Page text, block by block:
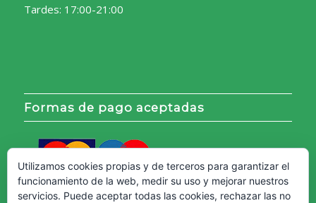
Tardes: 17:00-21:00
Formas de pago aceptadas
Utilizamos cookies propias y de terceros para garantizar el
funcionamiento de la web, medir su uso y mejorar nuestros
servicios. Puede aceptar todas las cookies, rechazar las no